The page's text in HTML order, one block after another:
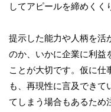
してアピールを締めくく
提示した能力や人柄を活
のか、いかに企業に利益
ことが大切です。仮に仕
も、再現性に言及できて
てしまう場合もあるため